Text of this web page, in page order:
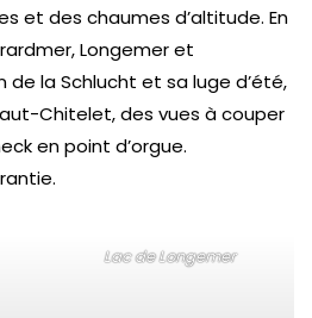
et des chaumes d’altitude. En
Longemer et
la Schlucht et sa luge d’été,
Chitelet, des vues à couper
en point d’orgue.
Lac de Longemer